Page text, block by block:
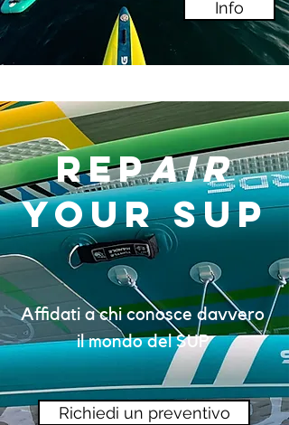
Info
RepAIR
your sup
Affidati a chi conosce davvero
il mondo del SUP
Richiedi un preventivo